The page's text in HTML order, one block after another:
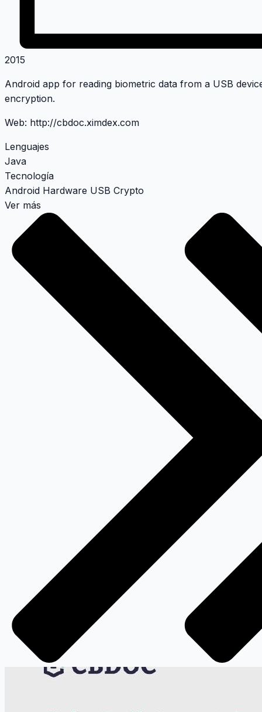
2015
Android app for reading biometric data from a USB
encryption.
Web: http://cbdoc.ximdex.com
Lenguajes
Java
Tecnología
Android Hardware USB Crypto
Ver más